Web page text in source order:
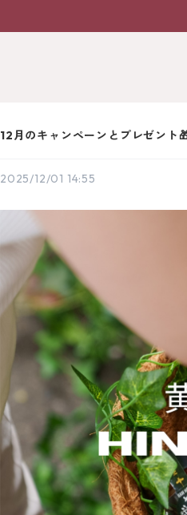
12月のキャンペーンとプレゼント
2025/12/01 14:55